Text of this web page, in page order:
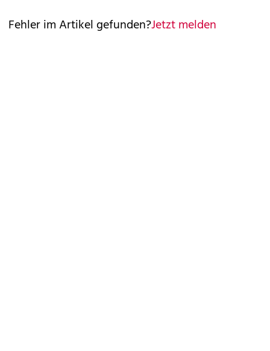
Fehler im Artikel gefunden?Jetzt melden